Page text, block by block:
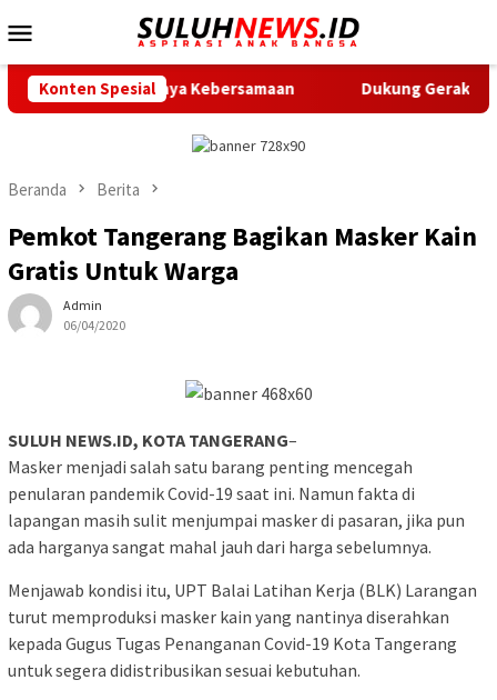
ke
Mobile
Konten Spesial
Kebersamaan Dukung Gerak Jalan Santai
Beranda Berita
Pemkot Tangerang Bagikan Masker Kain
Gratis Untuk Warga
Admin
06/04/2020
SULUH NEWS.ID, KOTA TANGERANG–
Masker menjadi salah satu barang penting mencegah
penularan pandemik Covid-19 saat ini. Namun fakta di
lapangan masih sulit menjumpai masker di pasaran, jika pun
ada harganya sangat mahal jauh dari harga sebelumnya.
Menjawab kondisi itu, UPT Balai Latihan Kerja (BLK) Larangan
turut memproduksi masker kain yang nantinya diserahkan
kepada Gugus Tugas Penanganan Covid-19 Kota Tangerang
untuk segera didistribusikan sesuai kebutuhan.